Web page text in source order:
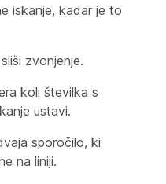
iskanje, kadar je to
zvonjenje.
koli številka s
ustavi.
sporočilo, ki
na liniji.